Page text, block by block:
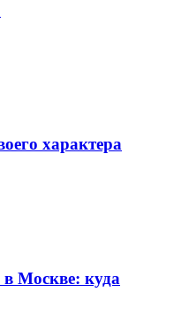
характера
в Москве: куда